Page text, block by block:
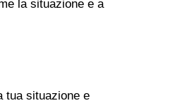
la situazione e a
tua situazione e